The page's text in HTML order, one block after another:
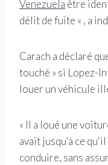
Venezuela être
délit de fuite « , a
Carach a déclaré
touché » si Lopez-
louer un véhicule
« Il a loué une
avait jusqu'à ce
conduire, sans